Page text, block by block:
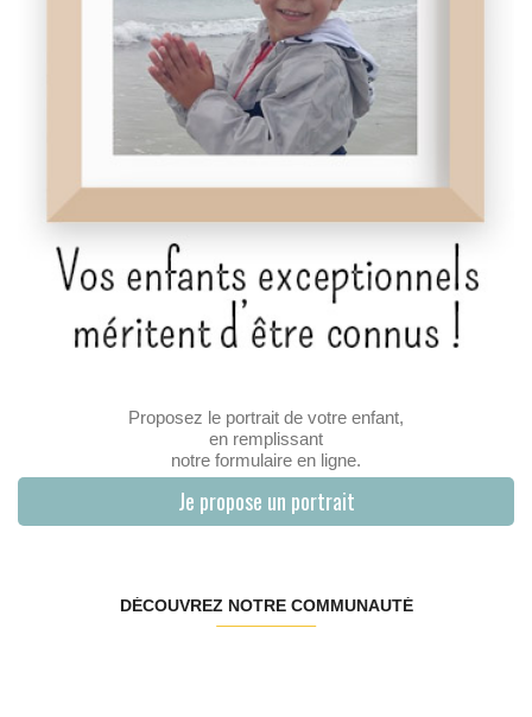
Proposez le portrait de votre enfant,
en remplissant
notre formulaire en ligne.
Je propose un portrait
DÉCOUVREZ NOTRE COMMUNAUTÉ